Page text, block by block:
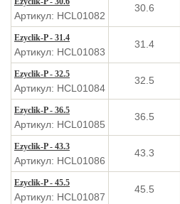
Артикул: HCL01082
30.6
Ezyclik-P - 31.4
Артикул: HCL01083
31.4
Ezyclik-P - 32.5
Артикул: HCL01084
32.5
Ezyclik-P - 36.5
Артикул: HCL01085
36.5
Ezyclik-P - 43.3
Артикул: HCL01086
43.3
Ezyclik-P - 45.5
Артикул: HCL01087
45.5